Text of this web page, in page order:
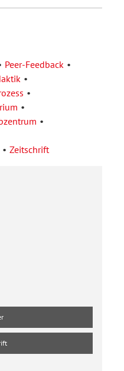
Peer-Feedback
Zeitschrift